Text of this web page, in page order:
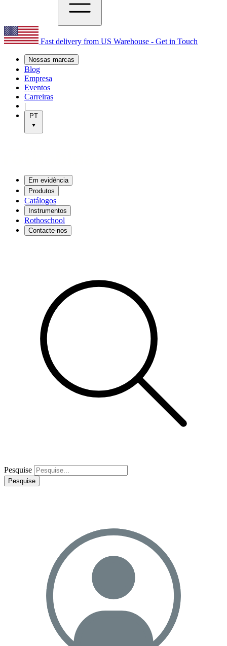
Fast delivery from US Warehouse - Get in Touch
Nossas marcas
Blog
Empresa
Eventos
Carreiras
|
PT
Em evidência
Produtos
Catálogos
Instrumentos
Rothoschool
Contacte-nos
Pesquise
Pesquise